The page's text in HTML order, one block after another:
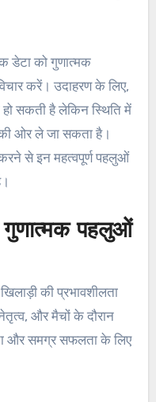
डेटा को गुणात्मक
करें। उदाहरण के लिए,
सकती है लेकिन स्थिति में
ओर ले जा सकता है।
से इन महत्वपूर्ण पहलुओं
गुणात्मक पहलुओं
की प्रभावशीलता
और मैचों के दौरान
और समग्र सफलता के लिए